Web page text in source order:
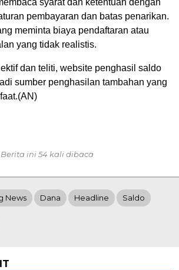
pembayaran dan batas penarikan.
meminta biaya pendaftaran atau
yang tidak realistis.
dan teliti, website penghasil saldo
sumber penghasilan tambahan yang
Berita ini 54 kali dibaca
News Dana Headline Saldo